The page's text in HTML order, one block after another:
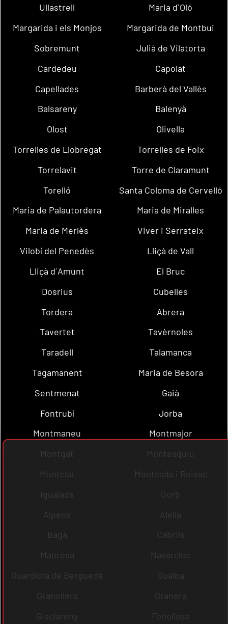
Ullastrell
Maria d´Oló
Margarida i els Monjos
Margarida de Montbui
Sobremunt
Julià de Vilatorta
Cardedeu
Capolat
Capellades
Barberà del Vallès
Balsareny
Balenyà
Olost
Olivella
Torrelles de Llobregat
Torrelles de Foix
Torrelavit
Torre de Claramunt
Torelló
Santa Coloma de Cervelló
Maria de Palautordera
Maria de Miralles
Maria de Merlès
Viver i Serrateix
Vilobí del Penedès
Lliçà de Vall
Lliçà d´Amunt
El Bruc
Dosrius
Cubelles
Tordera
Abrera
Tavertet
Tavèrnoles
Taradell
Talamanca
Tagamanent
Maria de Besora
Sentmenat
Gaià
Fontrubí
Jorba
Montmaneu
Montmajor
Montgat
Montesquiu
Montclar
Montcada i Reixac
Igualada
Gurb
Alpens
Alella
Bagà
Cabrils
Manresa
Navarcles
Guardiola de Berguedà
Gualba
Granollers
Granera
Gisclareny
Fonollosa